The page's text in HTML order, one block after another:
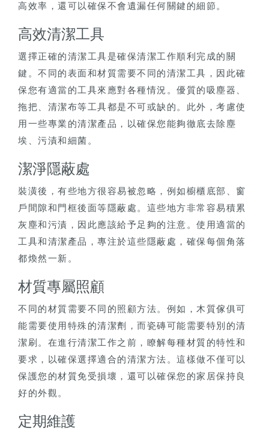
高效率，還可以確保不會遺漏任何關鍵的細節。
高效清潔工具
選擇正確的清潔工具是確保清潔工作順利完成的關
鍵。不同的表面和材質需要不同的清潔工具，因此確
保您有適當的工具來應對各種情況。優質的吸塵器、
拖把、清潔布等工具都是不可或缺的。此外，考慮使
用一些專業的清潔產品，以確保您能夠徹底去除塵
埃、污漬和細菌。
潔淨隱蔽處
裝潢後，有些地方很容易被忽略，例如櫥櫃底部、窗
戶間隙和門框後面等隱蔽處。這些地方非常容易積累
灰塵和污漬，因此應該給予足夠的注意。使用適當的
工具和清潔產品，專注於這些隱蔽處，確保每個角落
都煥然一新。
材質專屬照顧
不同的材質需要不同的照顧方法。例如，木質傢俱可
能需要使用特殊的清潔劑，而瓷磚可能需要特別的清
潔刷。在進行清潔工作之前，瞭解每種材質的特性和
要求，以確保選擇適合的清潔方法。這樣做不僅可以
保護您的材質免受損壞，還可以確保您的家居保持良
好的外觀。
定期維護